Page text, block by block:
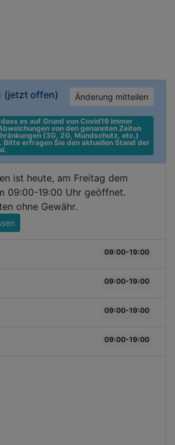
(jetzt offen) Änderung mitteilen
es auf Grund von Covid19 immer
von den genannten Zeiten
(3G, 2G, Mundschutz, etc.)
Bitte erfragen Sie den aktuellen Stand der
ist heute, am Freitag dem
09:00-19:00 Uhr geöffnet.
ohne Gewähr.
09:00-19:00
09:00-19:00
09:00-19:00
09:00-19:00